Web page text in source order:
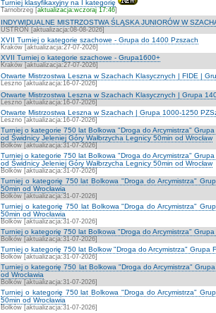
Turniej klasyfikaxyjny na I kategorię
Tarnobrzeg [aktualizacja:wczoraj 17:46]
INDYWIDUALNE MISTRZOSTWA ŚLĄSKA JUNIORÓW W
USTROŃ [aktualizacja:08-08-2026]
XVII Turniej o kategorie szachowe - Grupa do 1400 Pzszach
Kraków [aktualizacja:27-07-2026]
XVII Turniej o kategorie szachowe - Grupa1600+
Kraków [aktualizacja:27-07-2026]
Otwarte Mistrzostwa Leszna w Szachach Klasycznych | FIDE |
Leszno [aktualizacja:16-07-2026]
Otwarte Mistrzostwa Leszna w Szachach Klasycznych | Grupa
Leszno [aktualizacja:16-07-2026]
Otwarte Mistrzostwa Leszna w Szachach | Grupa 1000-1250
Leszno [aktualizacja:16-07-2026]
Turniej o kategorie 750 lat Bolkowa "Droga do Arcymistrza"
od Świdnicy Jeleniej Góry Wałbrzycha Legnicy 50min od Wrocław
Bolków [aktualizacja:31-07-2026]
Turniej o kategorie 750 lat Bolkowa "Droga do Arcymistrza"
od Świdnicy Jeleniej Góry Wałbrzycha Legnicy 50min od Wrocław
Bolków [aktualizacja:31-07-2026]
Turniej o kategorię 750 lat Bolkowa "Droga do Arcymistrza"
50min od Wrocławia
Bolków [aktualizacja:31-07-2026]
Turniej o kategorię 750 lat Bolkowa "Droga do Arcymistrza"
50min od Wrocławia
Bolków [aktualizacja:31-07-2026]
Turniej o kategorię 750 lat Bolkowa "Droga do Arcymistrza"
Bolków [aktualizacja:31-07-2026]
Turniej o kategorię 750 lat Bolkow "Droga do Arcymistrza" Grupa
Bolków [aktualizacja:31-07-2026]
Turniej o kategorię 750 lat Bolkowa "Droga do Arcymistrza"
od Wrocławia
Bolków [aktualizacja:31-07-2026]
Turniej o kategorię 750 lat Bolkowa "Droga do Arcymistrza"
50min od Wrocławia
Bolków [aktualizacja:31-07-2026]